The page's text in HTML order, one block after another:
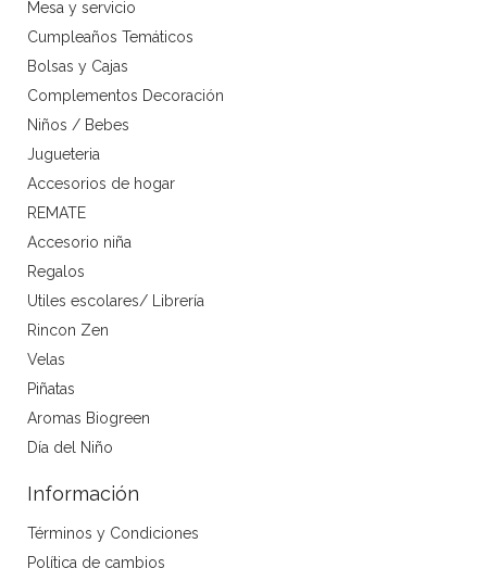
Mesa y servicio
Cumpleaños Temáticos
Bolsas y Cajas
Complementos Decoración
Niños / Bebes
Jugueteria
Accesorios de hogar
REMATE
Accesorio niña
Regalos
Utiles escolares/ Librería
Rincon Zen
Velas
Piñatas
Aromas Biogreen
Día del Niño
Información
Términos y Condiciones
Política de cambios